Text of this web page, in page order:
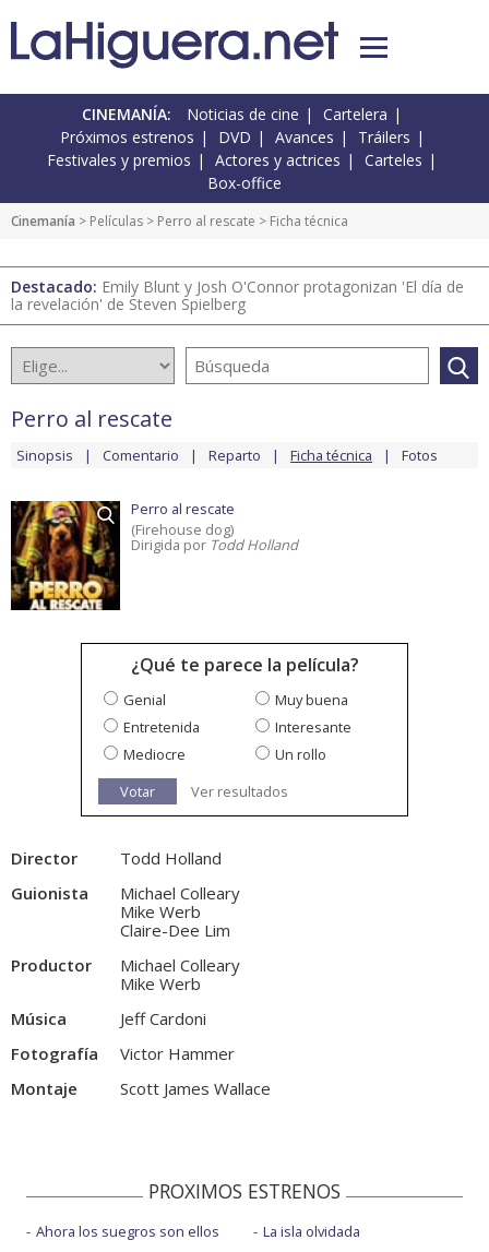
CINEMANÍA: Noticias de cine
Cartelera
Próximos estrenos
DVD Avances
Tráilers
Festivales y premios
Actores y actrices
Carteles
Box-office
Cinemanía > Películas > Perro al rescate > Ficha técnica
Destacado: Emily Blunt y Josh O'Connor protagonizan 'El día de
la revelación' de Steven Spielberg
Perro al rescate
Sinopsis Comentario Reparto Ficha técnica Fotos
Perro al rescate
(Firehouse dog)
Dirigida por Todd Holland
¿Qué te parece la película?
Genial
Muy buena
Entretenida
Interesante
Mediocre
Un rollo
Votar
Ver resultados
Director
Todd Holland
Guionista
Michael Colleary
Mike Werb
Claire-Dee Lim
Productor
Michael Colleary
Mike Werb
Música
Jeff Cardoni
Fotografía
Victor Hammer
Montaje
Scott James Wallace
PROXIMOS ESTRENOS
Ahora los suegros son ellos
La isla olvidada